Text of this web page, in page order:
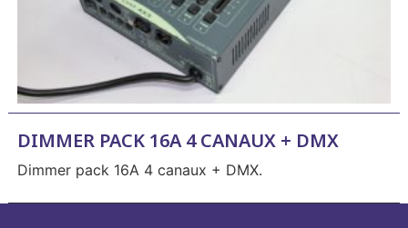
DIMMER PACK 16A 4 CANAUX + DMX
Dimmer pack 16A 4 canaux + DMX.